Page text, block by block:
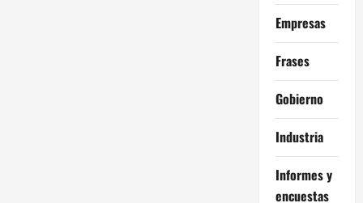
Empresas
Frases
Gobierno
Industria
Informes y
encuestas